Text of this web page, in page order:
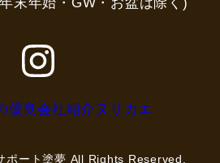
末年始・GW・お盆は除く)
ポート塗夢 All Rights Reserved.